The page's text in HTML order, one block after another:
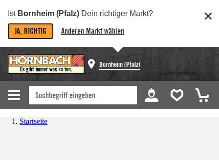
Ist Bornheim (Pfalz) Dein richtiger Markt?
JA, RICHTIG Anderen Markt wählen
Bornheim (Pfalz)
Startseite